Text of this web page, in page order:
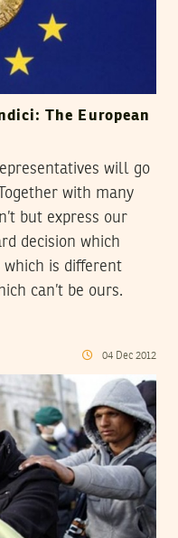
The European
will go
with many
but express our
decision which
which is different
can’t be ours.
04 Dec 2012